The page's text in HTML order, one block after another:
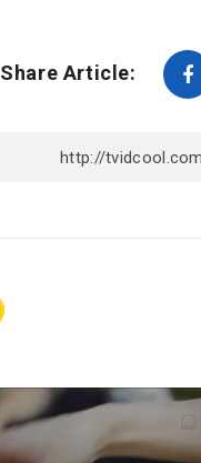
Share Article: